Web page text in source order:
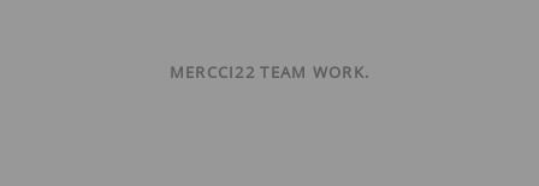
MERCCI22 TEAM WORK.